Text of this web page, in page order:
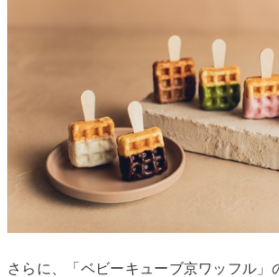
さらに、「ベビーキューブ京ワッフル」